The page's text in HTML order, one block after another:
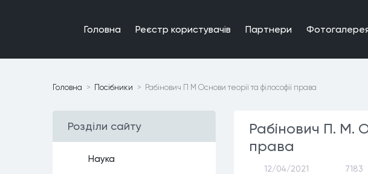
Головна Реєстр користувачiв Партнери
Головна Посiбники Рабінович П М Основи теорії та філософії права
Роздiли сайту
Наука
Рабінович П. М.
права
12/04/2021 7183